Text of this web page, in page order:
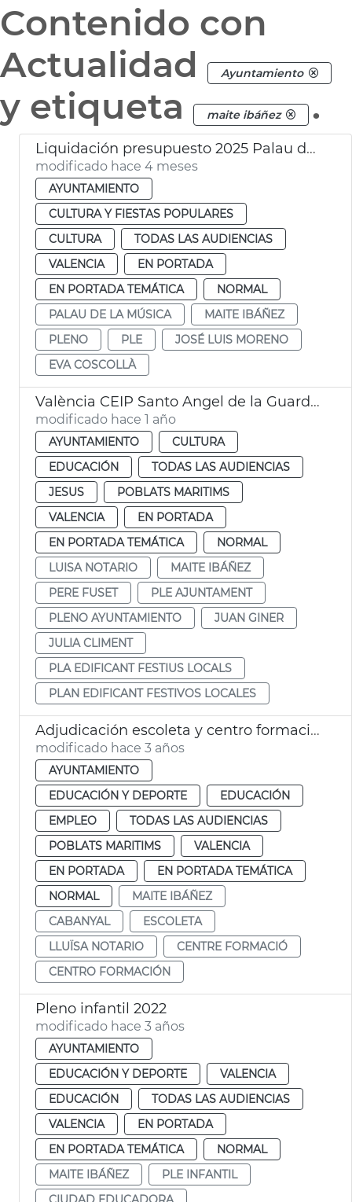
Contenido con
Actualidad
Ayuntamiento
y etiqueta maite ibáñez .
Liquidación presupuesto 2025 Palau de la Música València
modificado hace 4 meses
AYUNTAMIENTO
CULTURA Y FIESTAS POPULARES
CULTURA
TODAS LAS AUDIENCIAS
VALENCIA
EN PORTADA
EN PORTADA TEMÁTICA
NORMAL
PALAU DE LA MÚSICA
MAITE IBÁÑEZ
PLENO
PLE
JOSÉ LUIS MORENO
EVA COSCOLLÀ
València CEIP Santo Angel de la Guarda y CEIP San José de Calasanz
modificado hace 1 año
AYUNTAMIENTO
CULTURA
EDUCACIÓN
TODAS LAS AUDIENCIAS
JESUS
POBLATS MARITIMS
VALENCIA
EN PORTADA
EN PORTADA TEMÁTICA
NORMAL
LUISA NOTARIO
MAITE IBÁÑEZ
PERE FUSET
PLE AJUNTAMENT
PLENO AYUNTAMIENTO
JUAN GINER
JULIA CLIMENT
PLA EDIFICANT FESTIUS LOCALS
PLAN EDIFICANT FESTIVOS LOCALES
Adjudicación escoleta y centro formación Cabanyal
modificado hace 3 años
AYUNTAMIENTO
EDUCACIÓN Y DEPORTE
EDUCACIÓN
EMPLEO
TODAS LAS AUDIENCIAS
POBLATS MARITIMS
VALENCIA
EN PORTADA
EN PORTADA TEMÁTICA
NORMAL
MAITE IBÁÑEZ
CABANYAL
ESCOLETA
LLUÏSA NOTARIO
CENTRE FORMACIÓ
CENTRO FORMACIÓN
Pleno infantil 2022
modificado hace 3 años
AYUNTAMIENTO
EDUCACIÓN Y DEPORTE
VALENCIA
EDUCACIÓN
TODAS LAS AUDIENCIAS
VALENCIA
EN PORTADA
EN PORTADA TEMÁTICA
NORMAL
MAITE IBÁÑEZ
PLE INFANTIL